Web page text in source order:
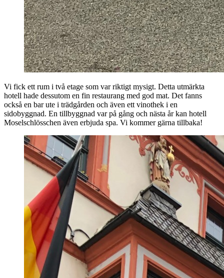
Vi fick ett rum i två etage som var riktigt mysigt. Detta utmärkta
hotell hade dessutom en fin restaurang med god mat. Det fanns
också en bar ute i trädgården och även ett vinothek i en
sidobyggnad. En tillbyggnad var på gång och nästa år kan hotell
Moselschlösschen även erbjuda spa. Vi kommer gärna tillbaka!